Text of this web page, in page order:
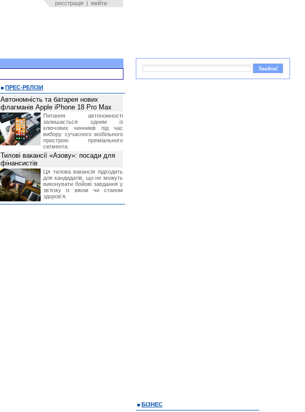
реєстрація | ввійти
ПРЕС-РЕЛІЗИ
Автономність та батарея нових
флагманів Apple iPhone 18 Pro Max
Питання автономності
залишається одним із
ключових чинників під час
вибору сучасного мобільного
пристрою преміального
сегмента.
Тилові вакансії «Азову»: посади для
фінансистів
Ця тилова вакансія підходить
для кандидатів, що не можуть
виконувати бойові завдання у
звʼязку із віком чи станом
здоровʼя.
БІЗНЕС